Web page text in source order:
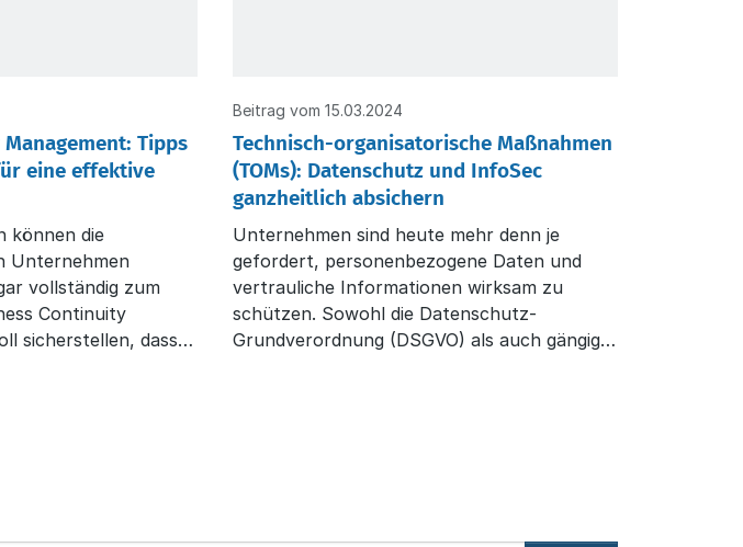
Tipps
eine effektive
können die
Unternehmen
vollständig zum
Continuity
sicherstellen, dass
in Bezug
die für
Beitrag vom 15.03.2024
Technisch-organisatorische Maßnahmen
(TOMs): Datenschutz und InfoSec
ganzheitlich absichern
Unternehmen sind heute mehr denn je
gefordert, personenbezogene Daten und
vertrauliche Informationen wirksam zu
schützen. Sowohl die Datenschutz-
Grundverordnung (DSGVO) als auch gängige